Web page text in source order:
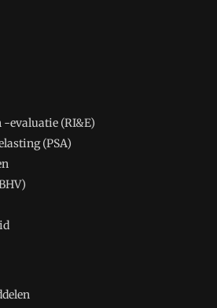
evaluatie (RI&E)
(PSA)